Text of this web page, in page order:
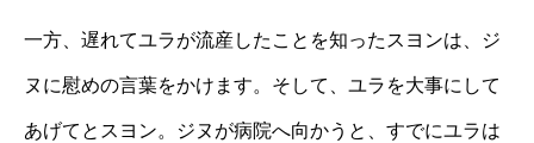
一方、遅れてユラが流産したことを知ったスヨンは、ジ
ヌに慰めの言葉をかけます。そして、ユラを大事にして
あげてとスヨン。ジヌが病院へ向かうと、すでにユラは